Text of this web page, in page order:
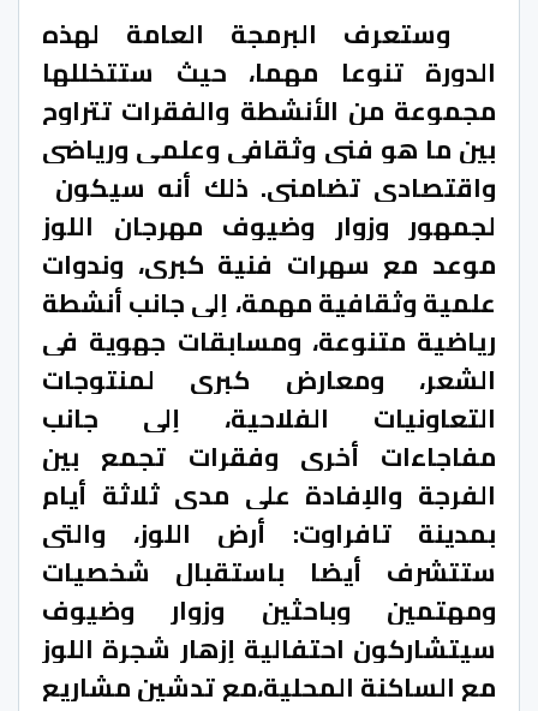
وستعرف البرمجة العامة لهذه
الدورة تنوعا مهما، حيث ستتخللها
مجموعة من الأنشطة والفقرات تتراوح
بين ما هو فني وثقافي وعلمي ورياضي
واقتصادي تضامني. ذلك أنه سيكون
لجمهور وزوار وضيوف مهرجان اللوز
موعد مع سهرات فنية كبرى، وندوات
علمية وثقافية مهمة، إلى جانب أنشطة
رياضية متنوعة، ومسابقات جهوية في
الشعر، ومعارض كبرى لمنتوجات
التعاونيات الفلاحية، إلى جانب
مفاجاءات أخرى وفقرات تجمع بين
الفرجة والإفادة على مدى ثلاثة أيام
بمدينة تافراوت: أرض اللوز، والتي
ستتشرف أيضا باستقبال شخصيات
ومهتمين وباحثين وزوار وضيوف
سيتشاركون احتفالية إزهار شجرة اللوز
مع الساكنة المحلية،مع تدشين مشاريع